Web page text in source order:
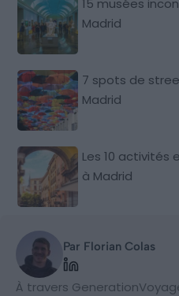
15 musées
Madrid
7 spots de
Madrid
Les 10 activités
à Madrid
Par Florian Colas
À travers